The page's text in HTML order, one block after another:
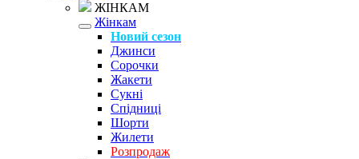
ЖІНКАМ
Жінкам
Новий сезон
Джинси
Сорочки
Жакети
Сукні
Спідниці
Шорти
Жилети
Розпродаж